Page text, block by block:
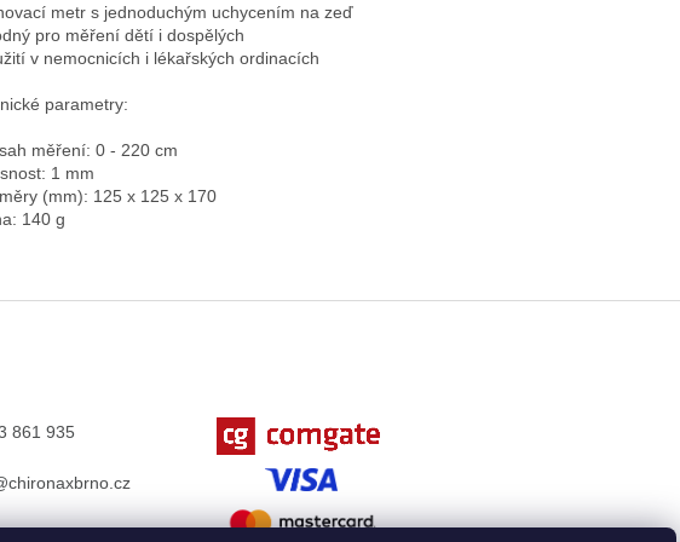
metr s jednoduchým uchycením na zeď
pro měření dětí i dospělých
v nemocnicích i lékařských ordinacích
parametry:
měření: 0 - 220 cm
1 mm
(mm): 125 x 125 x 170
140 g
861 935
Chironax